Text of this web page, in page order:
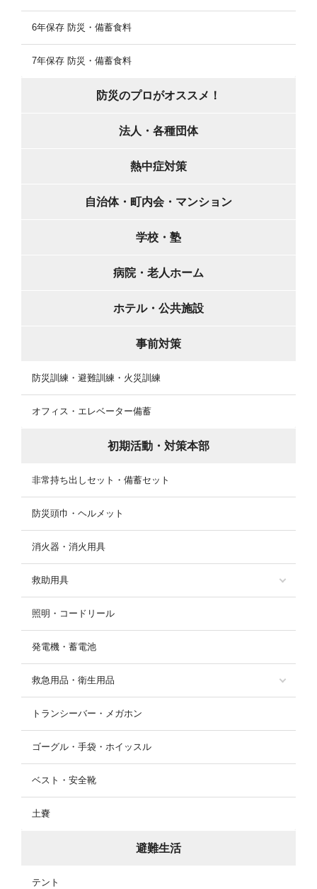
6年保存 防災・備蓄食料
7年保存 防災・備蓄食料
防災のプロがオススメ！
法人・各種団体
熱中症対策
自治体・町内会・マンション
学校・塾
病院・老人ホーム
ホテル・公共施設
事前対策
防災訓練・避難訓練・火災訓練
オフィス・エレベーター備蓄
初期活動・対策本部
非常持ち出しセット・備蓄セット
防災頭巾・ヘルメット
消火器・消火用具
救助用具
照明・コードリール
発電機・蓄電池
救急用品・衛生用品
トランシーバー・メガホン
ゴーグル・手袋・ホイッスル
ベスト・安全靴
土嚢
避難生活
テント